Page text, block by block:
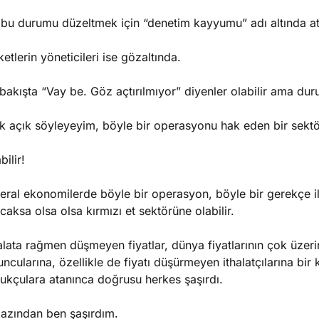
durumu düzeltmek için “denetim kayyumu” adı altında
yöneticileri ise gözaltında.
“Vay be. Göz açtırılmıyor” diyenler olabilir ama
açık söyleyeyim, böyle bir operasyonu hak eden bir
ekonomilerde böyle bir operasyon, böyle bir gerekçe
olsa olsa kırmızı et sektörüne olabilir.
rağmen düşmeyen fiyatlar, dünya fiyatlarının çok
özellikle de fiyatı düşürmeyen ithalatçılarına
atanınca doğrusu herkes şaşırdı.
ben şaşırdım.